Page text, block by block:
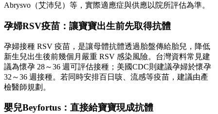
Abrysvo（艾沛兒）等，實際適應症與供應以院所評估為準。
孕婦RSV疫苗：讓寶寶出生前先取得抗體
孕婦接種 RSV 疫苗，是讓母體抗體透過胎盤傳給胎兒，降低
新生兒出生後前幾個月嚴重 RSV 感染風險。台灣資料常見建
議為懷孕 28～36 週可評估接種；美國CDC則建議孕婦於懷孕
32～36 週接種。若同時安排百日咳、流感等疫苗，建議由產
檢醫師規劃。
嬰兒Beyfortus ：直接給寶寶現成抗體